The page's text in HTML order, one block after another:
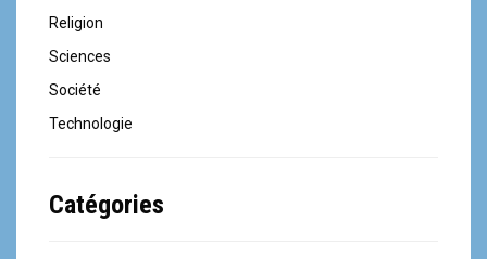
Religion
Sciences
Société
Technologie
Catégories